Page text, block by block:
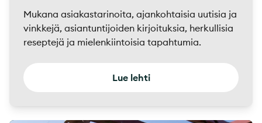
Mukana asiakastarinoita, ajankohtaisia uutisia ja
vinkkejä, asiantuntijoiden kirjoituksia, herkullisia
reseptejä ja mielenkiintoisia tapahtumia.
Lue lehti